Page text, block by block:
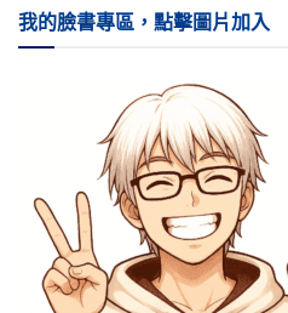
我的臉書專區，點擊圖片加入